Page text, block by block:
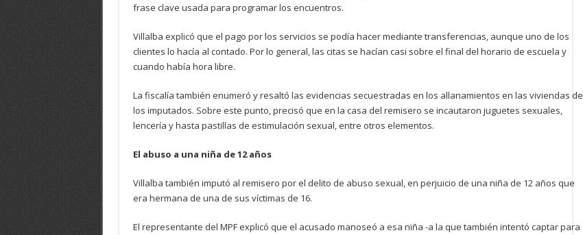
frase clave usada para programar los encuentros.
Villalba explicó que el pago por los servicios se podía hacer mediante transferencias, aunque uno de los
clientes lo hacía al contado. Por lo general, las citas se hacían casi sobre el final del horario de escuela y
cuando había hora libre.
La fiscalía también enumeró y resaltó las evidencias secuestradas en los allanamientos en las viviendas de
los imputados. Sobre este punto, precisó que en la casa del remisero se incautaron juguetes sexuales,
lencería y hasta pastillas de estimulación sexual, entre otros elementos.
El abuso a una niña de 12 años
Villalba también imputó al remisero por el delito de abuso sexual, en perjuicio de una niña de 12 años que
era hermana de una de sus víctimas de 16.
El representante del MPF explicó que el acusado manoseó a esa niña -a la que también intentó captar para